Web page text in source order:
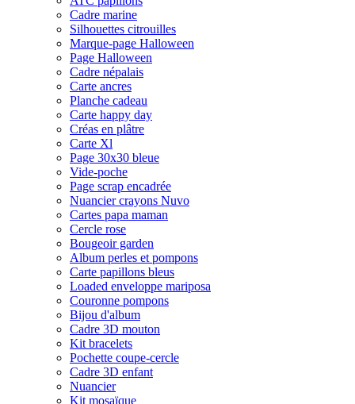
Cadre marine
Silhouettes citrouilles
Marque-page Halloween
Page Halloween
Cadre népalais
Carte ancres
Planche cadeau
Carte happy day
Créas en plâtre
Carte Xl
Page 30x30 bleue
Vide-poche
Page scrap encadrée
Nuancier crayons Nuvo
Cartes papa maman
Cercle rose
Bougeoir garden
Album perles et pompons
Carte papillons bleus
Loaded enveloppe mariposa
Couronne pompons
Bijou d'album
Cadre 3D mouton
Kit bracelets
Pochette coupe-cercle
Cadre 3D enfant
Nuancier
Kit mosaïque